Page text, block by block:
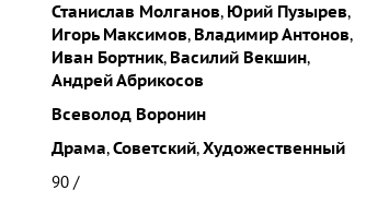
Станислав Молганов, Юрий Пузырев,
Игорь Максимов, Владимир Антонов,
Иван Бортник, Василий Векшин,
Андрей Абрикосов
Всеволод Воронин
Драма,Советский,Художественный
90 /